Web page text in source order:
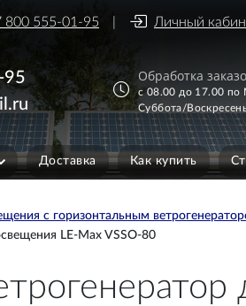
800 555-01-95 Личный
95
Обработка
с 08.00 до 17.00 по
Суббота/
Доставка Как купить
с горизонтальным
LE-Max VSSO-80